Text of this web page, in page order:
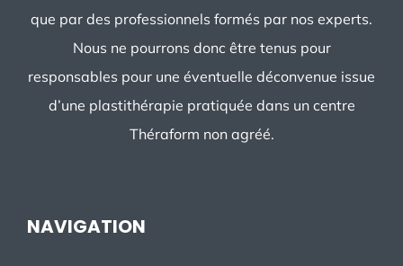
que par des professionnels formés par nos experts.
Nous ne pourrons donc être tenus pour
responsables pour une éventuelle déconvenue issue
d’une plastithérapie pratiquée dans un centre
Théraform non agréé.
NAVIGATION